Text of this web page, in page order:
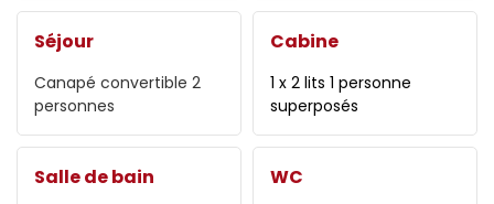
Séjour
Canapé convertible 2
personnes
Cabine
1 x 2 lits 1 personne
superposés
Salle de bain WC